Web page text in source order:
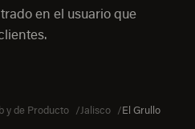
en el usuario que
y de Producto Jalisco El Grullo